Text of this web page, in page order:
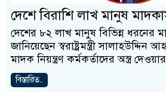
দেশে বিরাশি লাখ মানুষ
দেশের ৮২ লাখ মানুষ বিভিন্ন ধরনের
জানিয়েছেন স্বরাষ্ট্রমন্ত্রী
মাদক নিয়ন্ত্রণ কর্মকর্তাদের অস্ত্র দেওয়ার
বিস্তারিত..